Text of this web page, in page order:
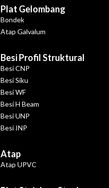
Plat Gelombang
Bondek
Atap Galvalum
Besi Profil Struktural
Besi CNP
Besi Siku
Besi WF
Besi H Beam
Besi UNP
Besi INP
Atap
Atap UPVC